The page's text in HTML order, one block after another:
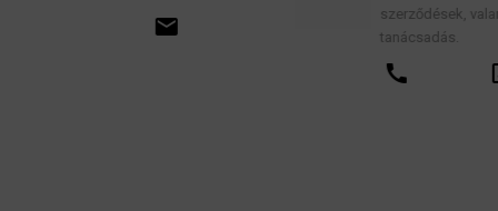
szerződések, valamint kapcsolódó
open_in_new